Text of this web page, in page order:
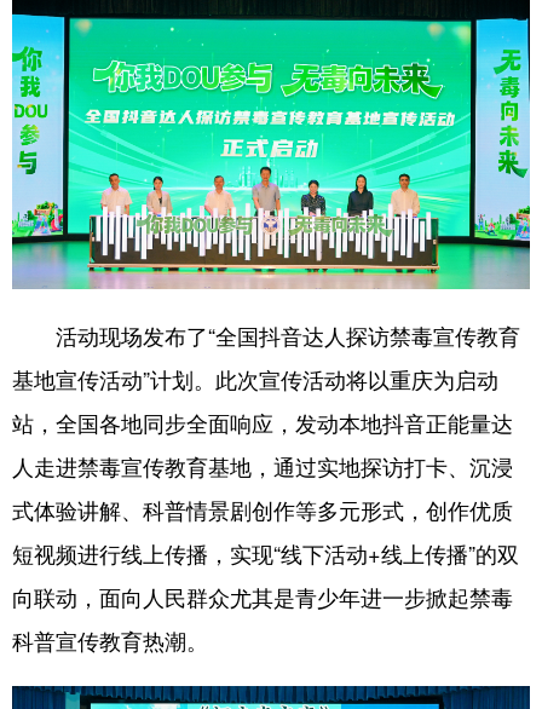
活动现场发布了“全国抖音达人探访禁毒宣传教育
基地宣传活动”计划。此次宣传活动将以重庆为启动
站，全国各地同步全面响应，发动本地抖音正能量达
人走进禁毒宣传教育基地，通过实地探访打卡、沉浸
式体验讲解、科普情景剧创作等多元形式，创作优质
短视频进行线上传播，实现“线下活动+线上传播”的双
向联动，面向人民群众尤其是青少年进一步掀起禁毒
科普宣传教育热潮。